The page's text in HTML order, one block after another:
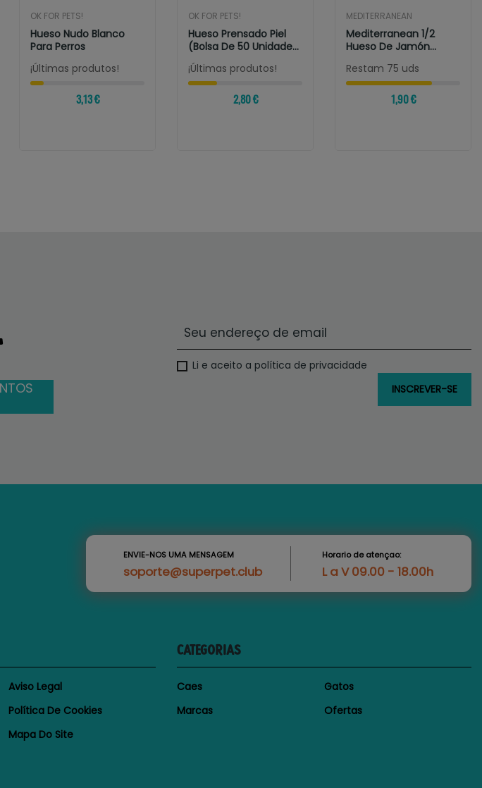
OK FOR PETS!
Hueso Nudo Blanco
Para Perros
¡Últimas produtos!
3,13 €
OK FOR PETS!
Hueso Prensado Piel
(Bolsa De 50 Unidades)
Para Perros
¡Últimas produtos!
2,80 €
MEDITERRANEAN
Mediterranean 1/2
Hueso De Jamón
Restam 75 uds
1,90 €
Li e aceito a política de privacidade
ENVIE-NOS UMA MENSAGEM
soporte@superpet.club
Horario de atençao:
L a V 09.00 - 18.00h
Aviso Legal
Política De Cookies
Mapa Do Site
CATEGORIAS
Caes
Gatos
Marcas
Ofertas